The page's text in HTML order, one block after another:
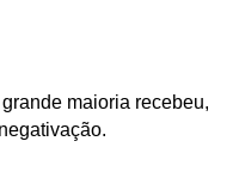
maioria recebeu,